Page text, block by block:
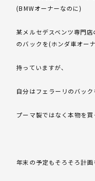
(BMWオーナーなのに)
某メルセデスベンツ専門
のバックを(ホンダ車オー
持っていますが、
自分はフェラーリのバック
プーマ製ではなく本物を買
年末の予定もそろそろ計画